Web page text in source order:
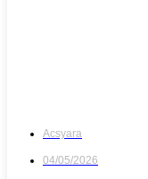
Acsyara
04/05/2026